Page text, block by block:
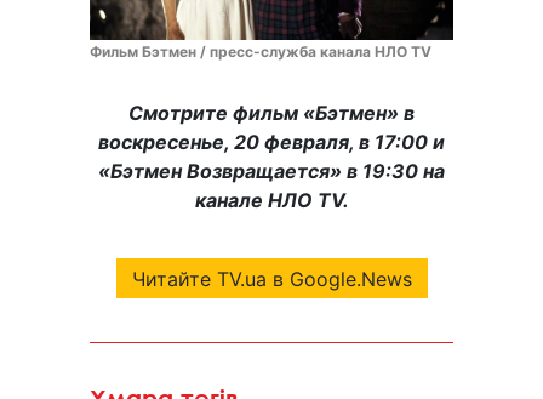
Фильм Бэтмен / пресс-служба канала НЛО TV
Смотрите фильм «Бэтмен» в
воскресенье, 20 февраля, в 17:00 и
«Бэтмен Возвращается» в 19:30 на
канале НЛО TV.
Читайте TV.ua в Google.News